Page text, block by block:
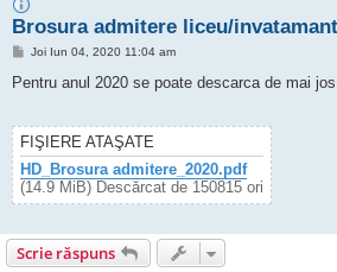
Brosura admitere liceu/
M
s
Joi Iun 04, 2020 11:04 am
Pentru anul 2020 se poate descarca de mai
FIŞIERE ATAŞATE
HD_Brosura admitere_2020.pdf
(14.9 MiB) Descărcat de 150815 ori
Scrie răspuns